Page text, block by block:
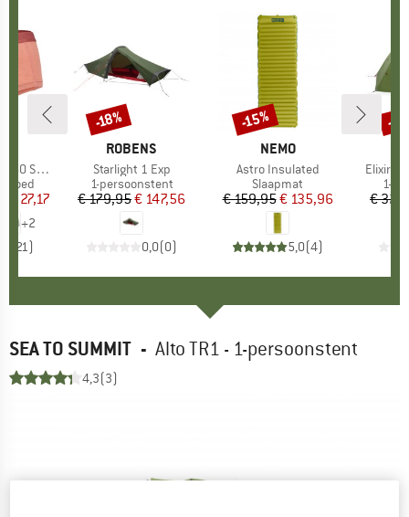
Hipster
prijs
€ 27,17
+2
21)
MERK
ROBENS
Artikel
Starlight 1 Exp
Productgroep
1-persoonstent
Prijs
€ 179,95Verlaagde prijs
€ 147,56
0,0(0)
Korting
-18%
MERK
NEMO
Artikel
Astro Insulated
Productgroep
Slaapmat
Prijs
€ 159,95Verlaagde prijs
€ 135,96
5,0(4)
Korting
-15%
Artikel
Elixir 1
1-
€
-
SEA TO SUMMIT - Alto TR1 - 1-persoonstent
4,3(3)